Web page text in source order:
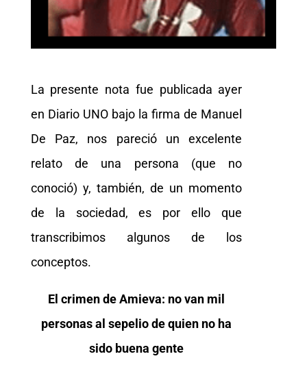
La presente nota fue publicada ayer
en Diario UNO bajo la firma de Manuel
De Paz, nos pareció un excelente
relato de una persona (que no
conoció) y, también, de un momento
de la sociedad, es por ello que
transcribimos algunos de los
conceptos.
El crimen de Amieva: no van mil
personas al sepelio de quien no ha
sido buena gente